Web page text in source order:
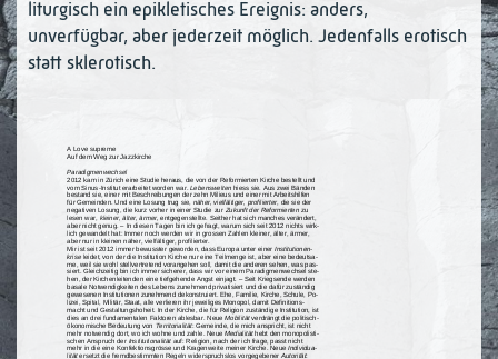
liturgisch ein epikletisches Ereignis: anders,
unverfügbar, aber jederzeit möglich. Jedenfalls erotisch
statt sklerotisch.